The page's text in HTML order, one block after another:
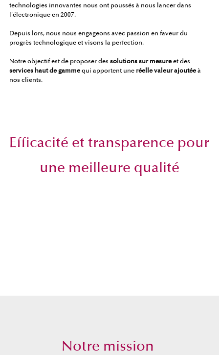
technologies innovantes nous ont poussés à nous lancer dans
l'électronique en 2007.
Depuis lors, nous nous engageons avec passion en faveur du
progrès technologique et visons la perfection.
Notre objectif est de proposer des solutions sur mesureet des
services haut de gammequi apportent une réelle valeur ajoutéeà
nos clients.
Efficacité et transparence pour
une meilleure qualité
Notre mission